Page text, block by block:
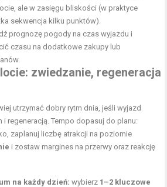
ale w zasięgu bliskości (w praktyce
sekwencja kilku punktów).
prognozę pogody na czas wyjazdu i
czasu na dodatkowe zakupy lub
zwiedzanie, regeneracja
utrzymać dobry rytm dnia, jeśli wyjazd
i regeneracją. Tempo dopasuj do planu:
zaplanuj liczbę atrakcji na poziomie
i zostaw margines na przerwy oraz reakcję
na każdy dzień: wybierz 1–2 kluczowe